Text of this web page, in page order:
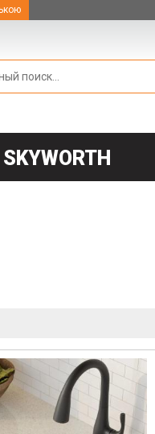
SKYWORTH
Next